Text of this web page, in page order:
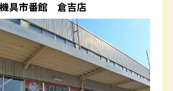
具市番館 倉吉店